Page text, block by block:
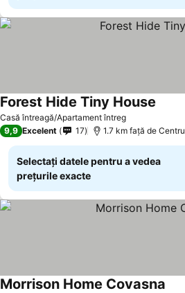
Casă întreagă/Apartament întreg
Forest Hide Tiny House
9,9 Excelent 17 1.7 km faţă de Centru
Selectați datele pentru a vedea
prețurile exacte
Morrison Home Covasna